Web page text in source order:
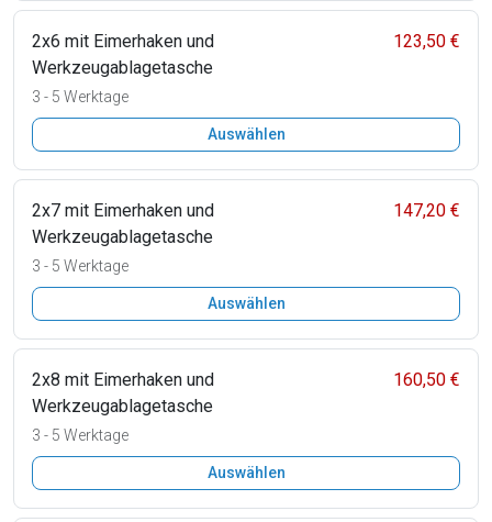
2x6 mit Eimerhaken und
Werkzeugablagetasche
123,50 €
3 - 5 Werktage
Auswählen
2x7 mit Eimerhaken und
Werkzeugablagetasche
147,20 €
3 - 5 Werktage
Auswählen
2x8 mit Eimerhaken und
Werkzeugablagetasche
160,50 €
3 - 5 Werktage
Auswählen